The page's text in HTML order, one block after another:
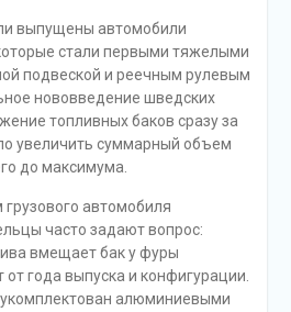
выпущены автомобили
стали первыми тяжелыми
подвеской и реечным рулевым
нововведение шведских
топливных баков сразу за
увеличить суммарный объем
до максимума.
автомобиля
часто задают вопрос:
вмещает бак у фуры
от года выпуска и конфигурации.
укомплектован алюминиевыми